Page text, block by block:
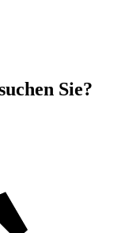
Sie?